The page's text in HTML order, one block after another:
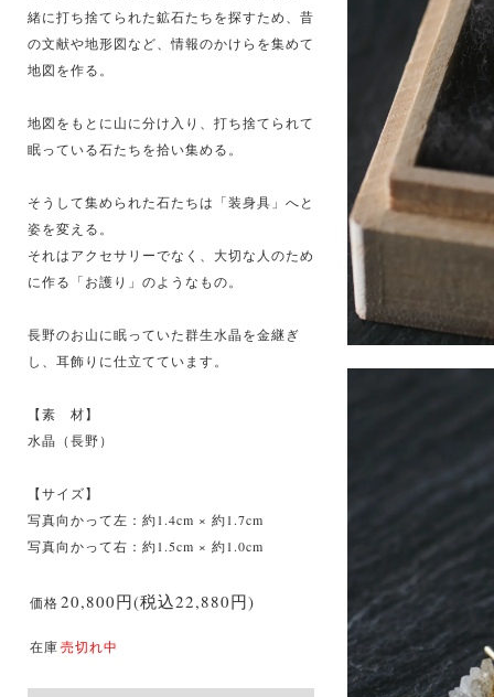
緒に打ち捨てられた鉱石たちを探すため、昔
の文献や地形図など、情報のかけらを集めて
地図を作る。
地図をもとに山に分け入り、打ち捨てられて
眠っている石たちを拾い集める。
そうして集められた石たちは「装身具」へと
姿を変える。
それはアクセサリーでなく、大切な人のため
に作る「お護り」のようなもの。
長野のお山に眠っていた群生水晶を金継ぎ
し、耳飾りに仕立てています。
【素 材】
水晶（長野）
【サイズ】
写真向かって左：約1.4cm × 約1.7cm
写真向かって右：約1.5cm × 約1.0cm
価格20,800円(税込22,880円)
在庫売切れ中